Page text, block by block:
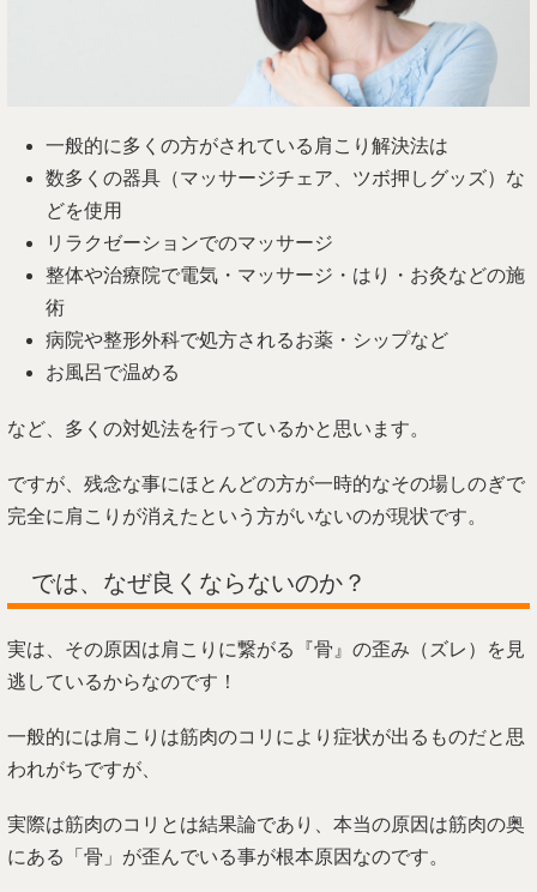
一般的に多くの方がされている肩こり解決法は
数多くの器具（マッサージチェア、ツボ押しグッズ）な
どを使用
リラクゼーションでのマッサージ
整体や治療院で電気・マッサージ・はり・お灸などの施
術
病院や整形外科で処方されるお薬・シップなど
お風呂で温める
など、多くの対処法を行っているかと思います。
ですが、残念な事にほとんどの方が一時的なその場しのぎで
完全に肩こりが消えたという方がいないのが現状です。
では、なぜ良くならないのか？
実は、その原因は肩こりに繋がる『骨』の歪み（ズレ）を見
逃しているからなのです！
一般的には肩こりは筋肉のコリにより症状が出るものだと思
われがちですが、
実際は筋肉のコリとは結果論であり、本当の原因は筋肉の奥
にある「骨」が歪んでいる事が根本原因なのです。